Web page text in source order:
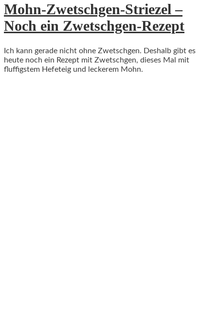
Mohn-Zwetschgen-Striezel –
Noch ein Zwetschgen-Rezept
Ich kann gerade nicht ohne Zwetschgen. Deshalb gibt es
heute noch ein Rezept mit Zwetschgen, dieses Mal mit
fluffigstem Hefeteig und leckerem Mohn.